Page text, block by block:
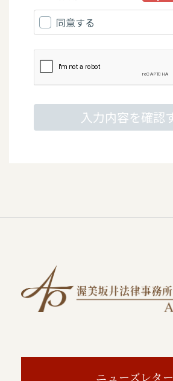
ニューズレター